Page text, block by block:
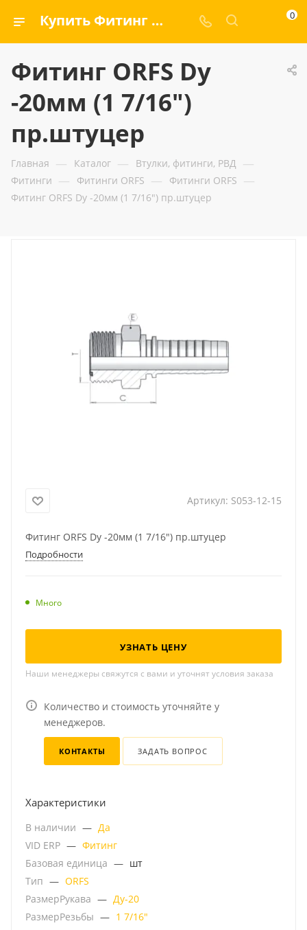
Купить Фитинг ORFS Dу -20мм (1 7/16") пр.штуцер — ООО «ГИДРАМАКС» 0
Фитинг ORFS Dу
-20мм (1 7/16")
пр.штуцер
Главная — Каталог — Втулки, фитинги, РВД —
Фитинги — Фитинги ORFS — Фитинги ORFS —
Фитинг ORFS Dу -20мм (1 7/16") пр.штуцер
Артикул: S053-12-15
Фитинг ORFS Dу -20мм (1 7/16") пр.штуцер
Подробности
Много
УЗНАТЬ ЦЕНУ
Наши менеджеры свяжутся с вами и уточнят условия заказа
Количество и стоимость уточняйте у
менеджеров.
КОНТАКТЫ ЗАДАТЬ ВОПРОС
Характеристики
В наличии — Да
VID ERP — Фитинг
Базовая единица — шт
Тип — ORFS
РазмерРукава — Ду-20
РазмерРезьбы — 1 7/16"